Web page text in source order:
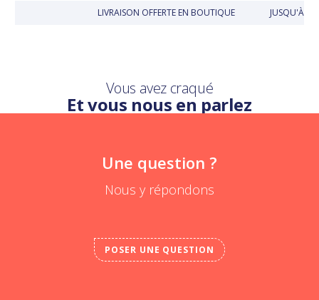
LIVRAISON OFFERTE EN BOUTIQUE JUSQU'À
Vous avez craqué
Et vous nous en parlez
Une question ?
Nous y répondons
POSER UNE QUESTION